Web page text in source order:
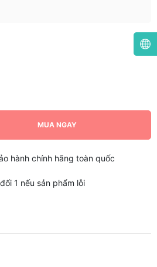
MUA NGAY
hành chính hãng toàn quốc
1 nếu sản phẩm lỗi